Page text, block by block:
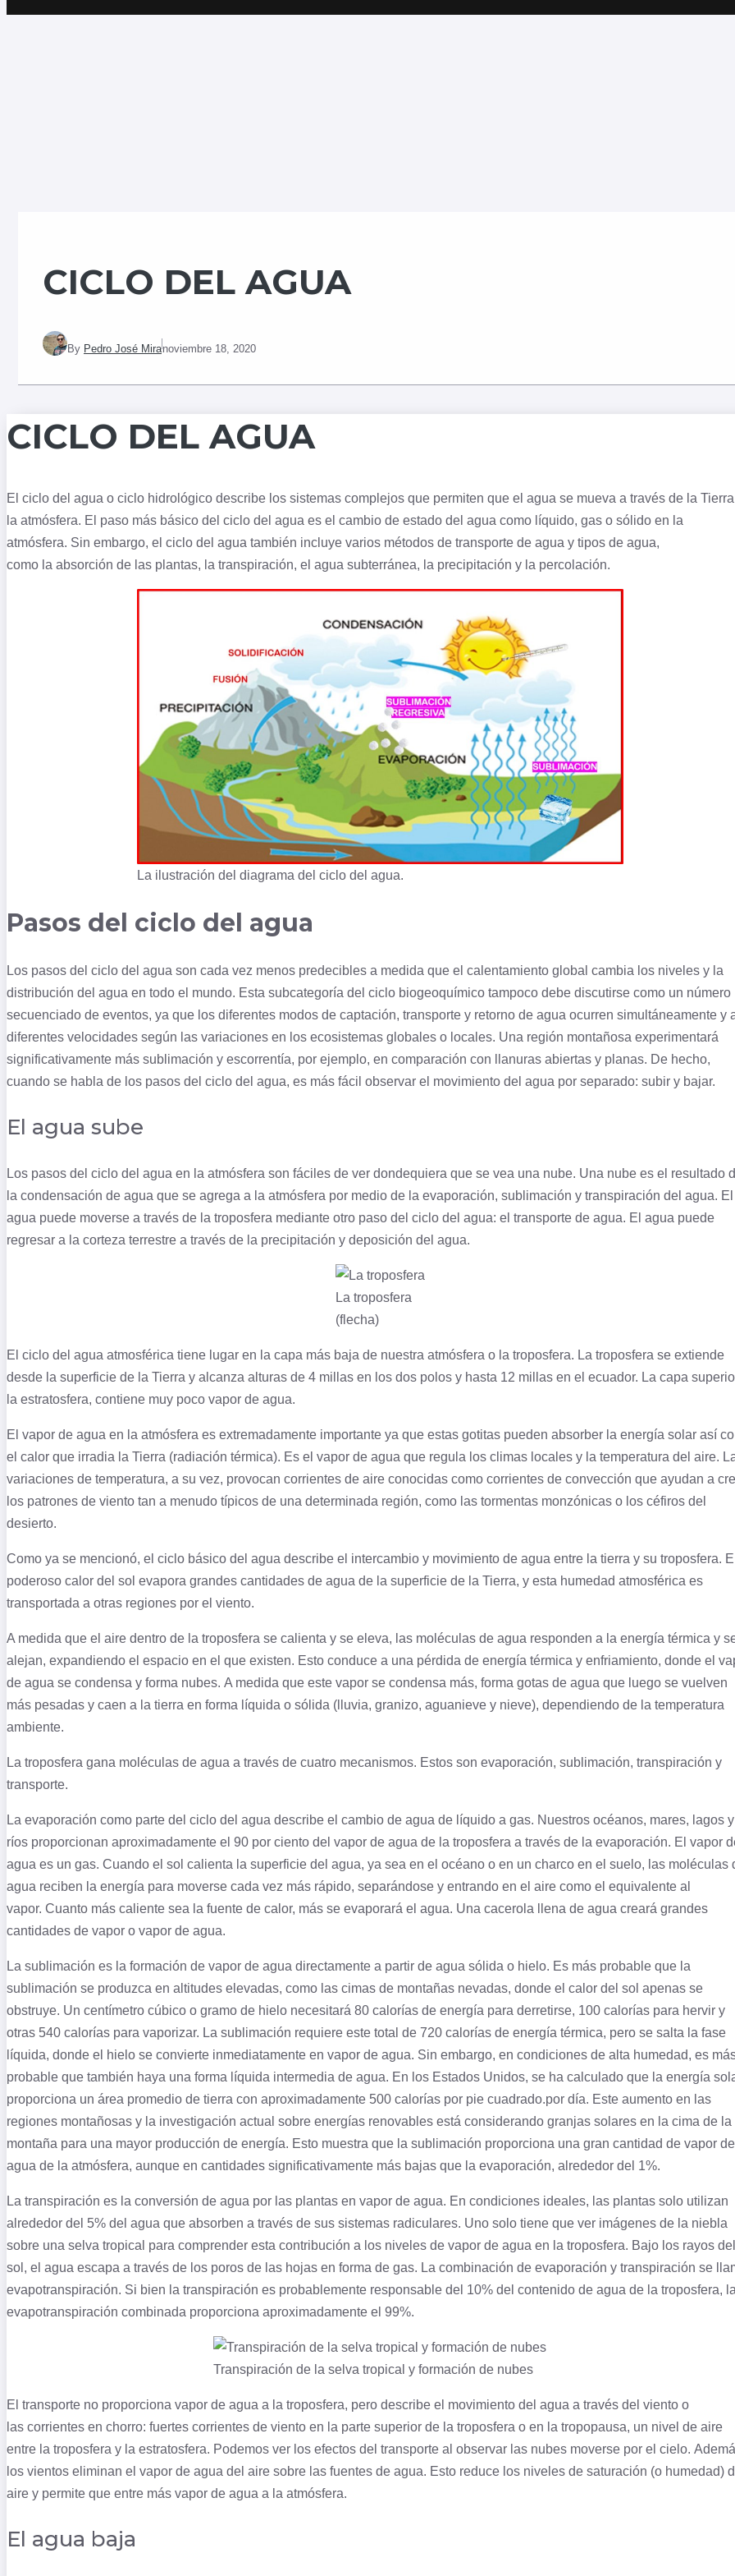
CICLO DEL AGUA
By Pedro José Miranoviembre 18, 2020
CICLO DEL AGUA
El ciclo del agua o ciclo hidrológico describe los sistemas complejos que permiten que el agua se mueva a través de la
la atmósfera. El paso más básico del ciclo del agua es el cambio de estado del agua como líquido, gas o sólido en la
atmósfera. Sin embargo, el ciclo del agua también incluye varios métodos de transporte de agua y tipos de agua,
como la absorción de las plantas, la transpiración, el agua subterránea, la precipitación y la percolación.
La ilustración del diagrama del ciclo del agua.
Pasos del ciclo del agua
Los pasos del ciclo del agua son cada vez menos predecibles a medida que el calentamiento global cambia los niveles y la
distribución del agua en todo el mundo. Esta subcategoría del ciclo biogeoquímico tampoco debe discutirse como un número
secuenciado de eventos, ya que los diferentes modos de captación, transporte y retorno de agua ocurren simultáneamente y
diferentes velocidades según las variaciones en los ecosistemas globales o locales. Una región montañosa experimentará
significativamente más sublimación y escorrentía, por ejemplo, en comparación con llanuras abiertas y planas. De hecho,
cuando se habla de los pasos del ciclo del agua, es más fácil observar el movimiento del agua por separado: subir y bajar.
El agua sube
Los pasos del ciclo del agua en la atmósfera son fáciles de ver dondequiera que se vea una nube. Una nube es el resultado
la condensación de agua que se agrega a la atmósfera por medio de la evaporación, sublimación y transpiración del agua. El
agua puede moverse a través de la troposfera mediante otro paso del ciclo del agua: el transporte de agua. El agua puede
regresar a la corteza terrestre a través de la precipitación y deposición del agua.
La troposfera
(flecha)
El ciclo del agua atmosférica tiene lugar en la capa más baja de nuestra atmósfera o la troposfera. La troposfera se extiende
desde la superficie de la Tierra y alcanza alturas de 4 millas en los dos polos y hasta 12 millas en el ecuador. La capa
la estratosfera, contiene muy poco vapor de agua.
El vapor de agua en la atmósfera es extremadamente importante ya que estas gotitas pueden absorber la energía solar así
el calor que irradia la Tierra (radiación térmica). Es el vapor de agua que regula los climas locales y la temperatura del aire.
variaciones de temperatura, a su vez, provocan corrientes de aire conocidas como corrientes de convección que ayudan a
los patrones de viento tan a menudo típicos de una determinada región, como las tormentas monzónicas o los céfiros del
desierto.
Como ya se mencionó, el ciclo básico del agua describe el intercambio y movimiento de agua entre la tierra y su troposfera.
poderoso calor del sol evapora grandes cantidades de agua de la superficie de la Tierra, y esta humedad atmosférica es
transportada a otras regiones por el viento.
A medida que el aire dentro de la troposfera se calienta y se eleva, las moléculas de agua responden a la energía térmica y
alejan, expandiendo el espacio en el que existen. Esto conduce a una pérdida de energía térmica y enfriamiento, donde el
de agua se condensa y forma nubes. A medida que este vapor se condensa más, forma gotas de agua que luego se vuelven
más pesadas y caen a la tierra en forma líquida o sólida (lluvia, granizo, aguanieve y nieve), dependiendo de la temperatura
ambiente.
La troposfera gana moléculas de agua a través de cuatro mecanismos. Estos son evaporación, sublimación, transpiración y
transporte.
La evaporación como parte del ciclo del agua describe el cambio de agua de líquido a gas. Nuestros océanos, mares, lagos y
ríos proporcionan aproximadamente el 90 por ciento del vapor de agua de la troposfera a través de la evaporación. El vapor
agua es un gas. Cuando el sol calienta la superficie del agua, ya sea en el océano o en un charco en el suelo, las moléculas
agua reciben la energía para moverse cada vez más rápido, separándose y entrando en el aire como el equivalente al
vapor. Cuanto más caliente sea la fuente de calor, más se evaporará el agua. Una cacerola llena de agua creará grandes
cantidades de vapor o vapor de agua.
La sublimación es la formación de vapor de agua directamente a partir de agua sólida o hielo. Es más probable que la
sublimación se produzca en altitudes elevadas, como las cimas de montañas nevadas, donde el calor del sol apenas se
obstruye. Un centímetro cúbico o gramo de hielo necesitará 80 calorías de energía para derretirse, 100 calorías para hervir y
otras 540 calorías para vaporizar. La sublimación requiere este total de 720 calorías de energía térmica, pero se salta la fase
líquida, donde el hielo se convierte inmediatamente en vapor de agua. Sin embargo, en condiciones de alta humedad, es
probable que también haya una forma líquida intermedia de agua. En los Estados Unidos, se ha calculado que la energía
proporciona un área promedio de tierra con aproximadamente 500 calorías por pie cuadrado.por día. Este aumento en las
regiones montañosas y la investigación actual sobre energías renovables está considerando granjas solares en la cima de la
montaña para una mayor producción de energía. Esto muestra que la sublimación proporciona una gran cantidad de vapor de
agua de la atmósfera, aunque en cantidades significativamente más bajas que la evaporación, alrededor del 1%.
La transpiración es la conversión de agua por las plantas en vapor de agua. En condiciones ideales, las plantas solo utilizan
alrededor del 5% del agua que absorben a través de sus sistemas radiculares. Uno solo tiene que ver imágenes de la niebla
sobre una selva tropical para comprender esta contribución a los niveles de vapor de agua en la troposfera. Bajo los rayos del
sol, el agua escapa a través de los poros de las hojas en forma de gas. La combinación de evaporación y transpiración se
evapotranspiración. Si bien la transpiración es probablemente responsable del 10% del contenido de agua de la troposfera,
evapotranspiración combinada proporciona aproximadamente el 99%.
Transpiración de la selva tropical y formación de nubes
El transporte no proporciona vapor de agua a la troposfera, pero describe el movimiento del agua a través del viento o
las corrientes en chorro: fuertes corrientes de viento en la parte superior de la troposfera o en la tropopausa, un nivel de aire
entre la troposfera y la estratosfera. Podemos ver los efectos del transporte al observar las nubes moverse por el cielo.
los vientos eliminan el vapor de agua del aire sobre las fuentes de agua. Esto reduce los niveles de saturación (o humedad)
aire y permite que entre más vapor de agua a la atmósfera.
El agua baja